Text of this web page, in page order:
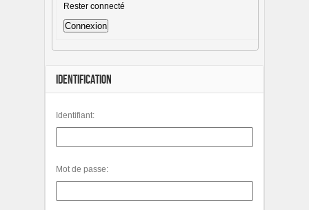
Rester connecté
Connexion
IDENTIFICATION
Identifiant:
Mot de passe: